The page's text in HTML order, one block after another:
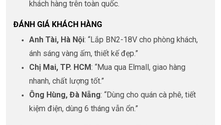
khách hàng trên toàn quốc.
ĐÁNH GIÁ KHÁCH HÀNG
Anh Tài, Hà Nội: “Lắp BN2-18V cho phòng khách,
ánh sáng vàng ấm, thiết kế đẹp.”
Chị Mai, TP. HCM: “Mua qua Elmall, giao hàng
nhanh, chất lượng tốt.”
Ông Hùng, Đà Nẵng: “Dùng cho quán cà phê, tiết
kiệm điện, dùng 6 tháng vẫn ổn.”